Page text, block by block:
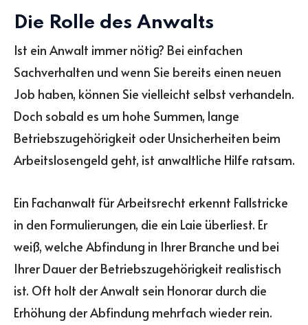
Die Rolle des Anwalts
Ist ein Anwalt immer nötig? Bei einfachen
Sachverhalten und wenn Sie bereits einen neuen
Job haben, können Sie vielleicht selbst verhandeln.
Doch sobald es um hohe Summen, lange
Betriebszugehörigkeit oder Unsicherheiten beim
Arbeitslosengeld geht, ist anwaltliche Hilfe ratsam.
Ein Fachanwalt für Arbeitsrecht erkennt Fallstricke
in den Formulierungen, die ein Laie überliest. Er
weiß, welche Abfindung in Ihrer Branche und bei
Ihrer Dauer der Betriebszugehörigkeit realistisch
ist. Oft holt der Anwalt sein Honorar durch die
Erhöhung der Abfindung mehrfach wieder rein.